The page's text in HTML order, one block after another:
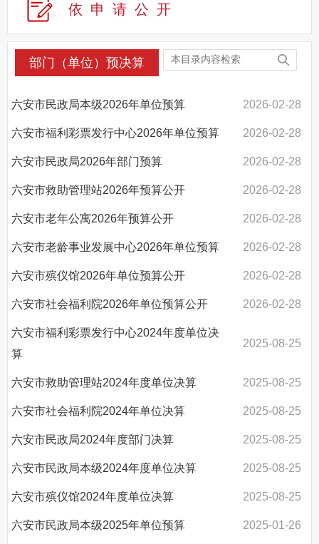
应急管理
回应关切
监督保障
其他法定信息
依申请公 开
部门（单位）预决算
六安市民政局本级2026年单位预算 2026-02-28
六安市福利彩票发行中心2026年单位预算 2026-02-28
六安市民政局2026年部门预算 2026-02-28
六安市救助管理站2026年预算公开 2026-02-28
六安市老年公寓2026年预算公开 2026-02-28
六安市老龄事业发展中心2026年单位预算 2026-02-28
六安市殡仪馆2026年单位预算公开 2026-02-28
六安市社会福利院2026年单位预算公开 2026-02-28
六安市福利彩票发行中心2024年度单位决
算
2025-08-25
六安市救助管理站2024年度单位决算 2025-08-25
六安市社会福利院2024年单位决算 2025-08-25
六安市民政局2024年度部门决算 2025-08-25
六安市民政局本级2024年度单位决算 2025-08-25
六安市殡仪馆2024年度单位决算 2025-08-25
六安市民政局本级2025年单位预算 2025-01-26